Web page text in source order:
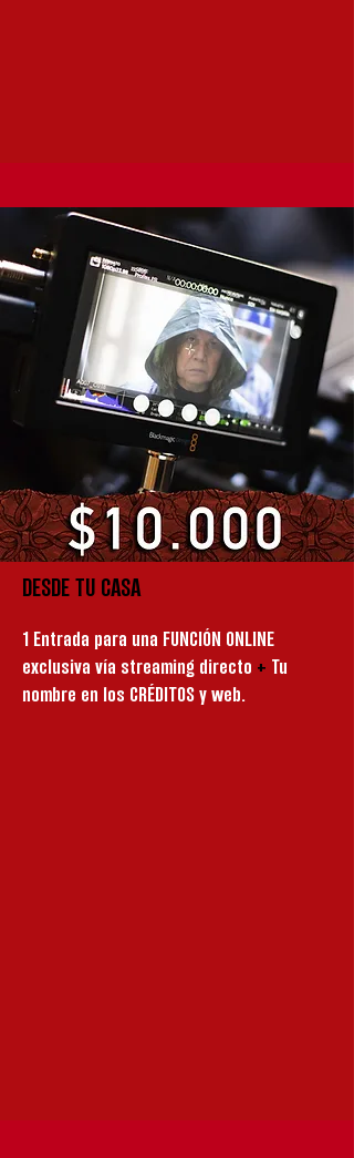
DESDE TU CASA
1 Entrada para una FUNCIÓN ONLINE
exclusiva vía streaming directo + Tu
nombre en los CRÉDITOS y web.